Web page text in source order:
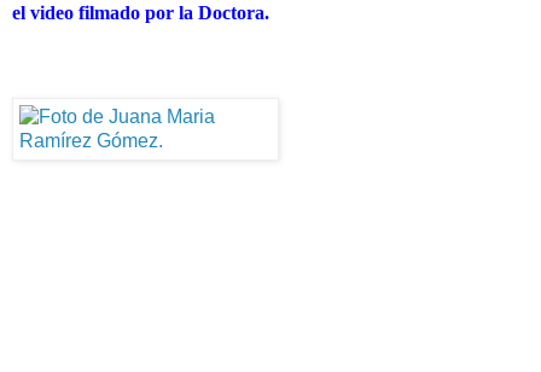
el video filmado por la Doctora.